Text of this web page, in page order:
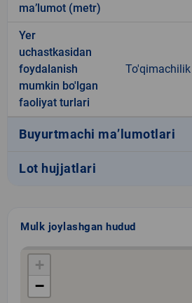
ma’lumot (metr)
Yer
uchastkasidan
foydalanish
mumkin bo'lgan
faoliyat turlari
Buyurtmachi ma’lumotlari
Lot hujjatlari
Mulk joylashgan hudud
+
−